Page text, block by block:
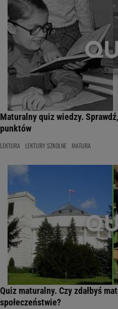
Maturalny quiz wiedzy.
punktów
LEKTURA LEKTURY SZKOLNE MATURA
Quiz maturalny. Czy zdałbyś
społeczeństwie?